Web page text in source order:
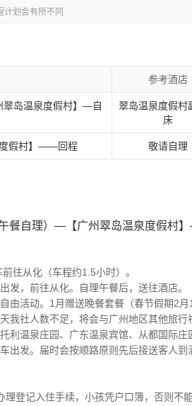
划会有所不同
参考酒店
岛温泉度假村】—自
翠岛温泉度假村
床
假村】——回程 敬请自理
餐自理）—【广州翠岛温泉度假村
往从化（车程约1.5小时）。
发，前往从化。自理午餐后，送往酒店
由活动。1月赠送晚餐套餐（春节假期2月
我社人数不足，将会与广州地区其他旅
利温泉庄园、广东温泉宾馆、从都国际
出发。届时会按顺路原则先后接送客人到
登记入住手续，小孩凭户口簿，否则不